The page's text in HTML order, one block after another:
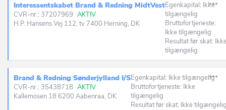
Interessentskabet Brand & Redning MidtVest
CVR-nr.: 37207969 AKTIV
H.P. Hansens Vej 112, tv 7400 Herning, DK
Egenkapital: Ikke
tilgængelig
Bruttofortjeneste:
Ikke tilgængelig
Resultat før skat:
tilgængelig
Brand & Redning Sønderjylland I/S
CVR-nr.: 35438718 AKTIV
Kallemosen 18 6200 Aabenraa, DK
Egenkapital: Ikke tilgængelig
Bruttofortjeneste: Ikke
tilgængelig
Resultat før skat: Ikke